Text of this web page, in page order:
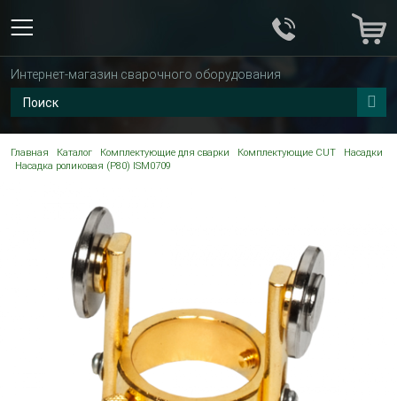
Интернет-магазин сварочного оборудования
Главная Каталог Комплектующие для сварки Комплектующие CUT
Насадки
Насадка роликовая (P80) ISM0709